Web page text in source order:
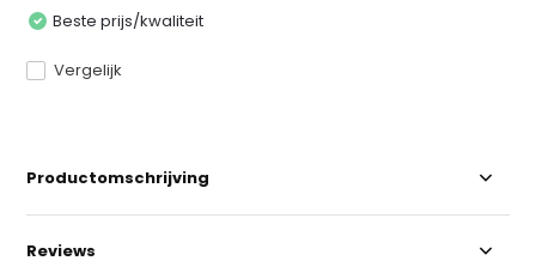
Beste prijs/kwaliteit
Vergelijk
Productomschrijving
Reviews